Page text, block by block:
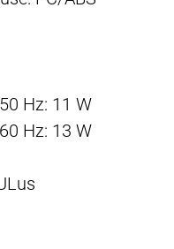
Hz: 11 W
Hz: 13 W